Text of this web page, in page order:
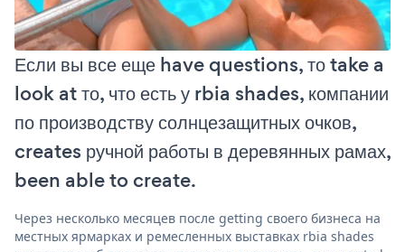
Если вы все еще have questions, то take a
look at то, что есть у rbia shades, компании
по производству солнцезащитных очков,
creates ручной работы в деревянных рамах,
been able to create.
Через несколько месяцев после getting своего бизнеса на
местных ярмарках и ремесленных выставках rbia shades